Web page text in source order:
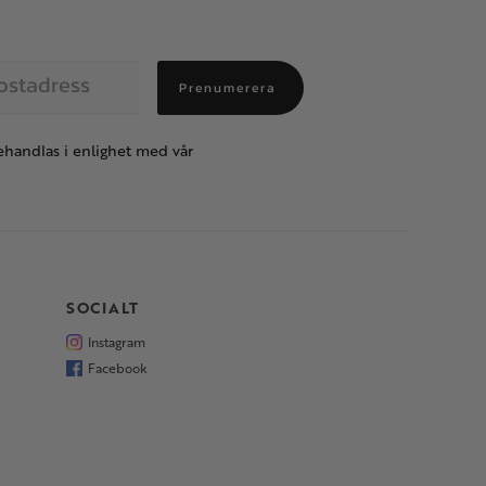
Prenumerera
i enlighet med vår
SOCIALT
Instagram
Facebook